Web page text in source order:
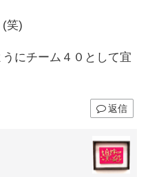
(笑)
にチーム４０として宜
返信